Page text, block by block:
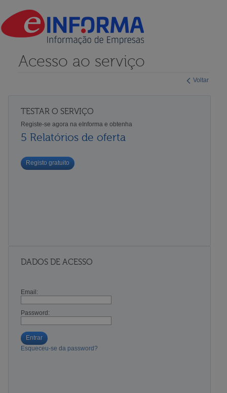
Voltar
Acesso ao serviço
TESTAR O SERVIÇO
Registe-se agora na eInforma e obtenha
5 Relatórios de oferta
Registo gratuito
DADOS DE ACESSO
Email:
Password:
Entrar
Esqueceu-se da password?